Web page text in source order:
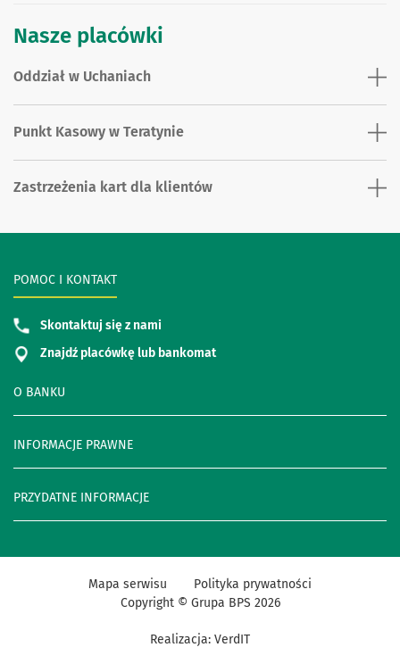
Nasze placówki
Oddział w Uchaniach
Punkt Kasowy w Teratynie
Zastrzeżenia kart dla klientów
O BANKU
INFORMACJE PRAWNE
PRZYDATNE INFORMACJE
POMOC I KONTAKT
Skontaktuj się z nami
Znajdź placówkę lub bankomat
Realizacja: VerdIT
Mapa serwisu
Polityka prywatności
Copyright © Grupa BPS 2026